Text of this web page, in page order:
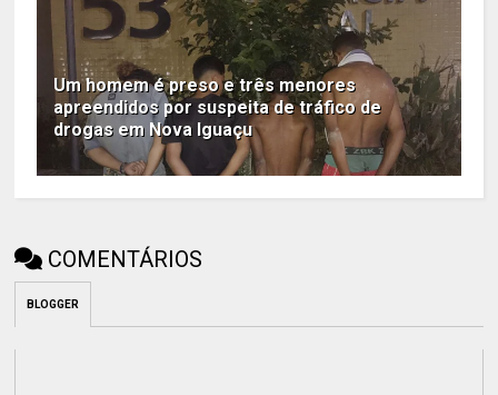
Um homem é preso e três menores
apreendidos por suspeita de tráfico de
drogas em Nova Iguaçu
COMENTÁRIOS
BLOGGER